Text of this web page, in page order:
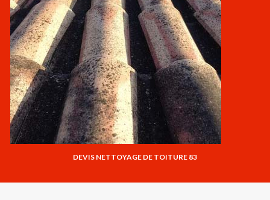
DEVIS NETTOYAGE DE TOITURE 83